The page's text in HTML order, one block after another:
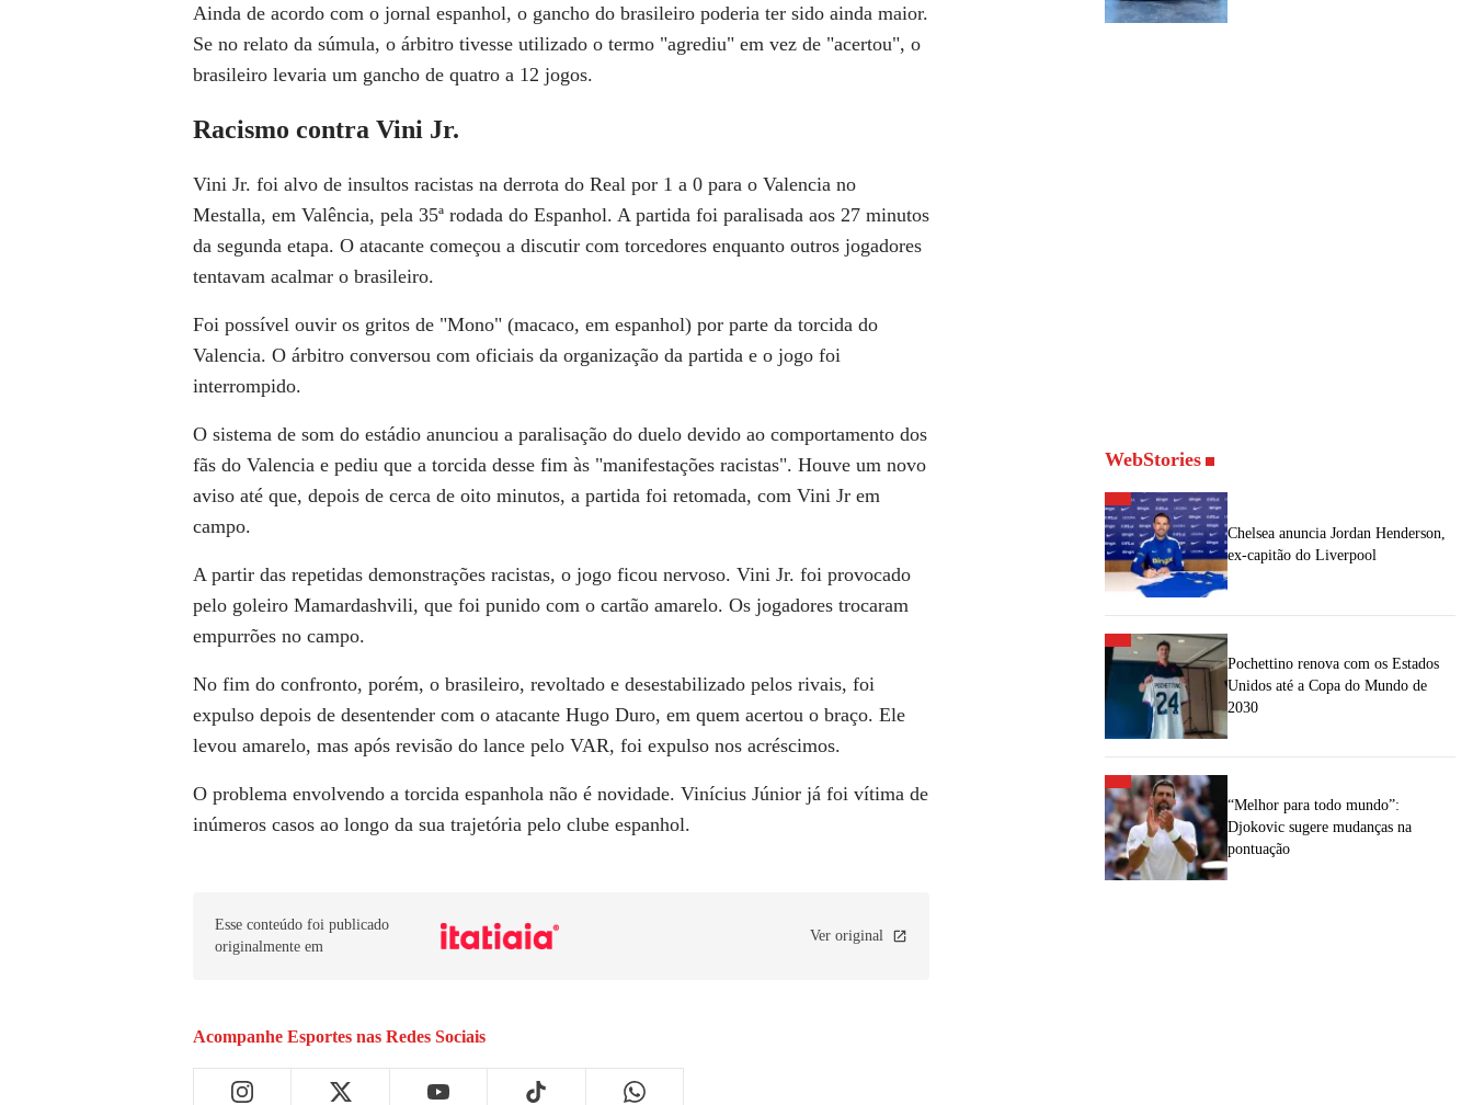
Ainda de acordo com o jornal espanhol, o gancho do brasileiro poderia ter sido ainda maior.
Se no relato da súmula, o árbitro tivesse utilizado o termo "agrediu" em vez de "acertou", o
brasileiro levaria um gancho de quatro a 12 jogos.
Racismo contra Vini Jr.
Vini Jr. foi alvo de insultos racistas na derrota do Real por 1 a 0 para o Valencia no
Mestalla, em Valência, pela 35ª rodada do Espanhol. A partida foi paralisada aos 27 minutos
da segunda etapa. O atacante começou a discutir com torcedores enquanto outros jogadores
tentavam acalmar o brasileiro.
Foi possível ouvir os gritos de "Mono" (macaco, em espanhol) por parte da torcida do
Valencia. O árbitro conversou com oficiais da organização da partida e o jogo foi
interrompido.
O sistema de som do estádio anunciou a paralisação do duelo devido ao comportamento dos
fãs do Valencia e pediu que a torcida desse fim às "manifestações racistas". Houve um novo
aviso até que, depois de cerca de oito minutos, a partida foi retomada, com Vini Jr em
campo.
A partir das repetidas demonstrações racistas, o jogo ficou nervoso. Vini Jr. foi provocado
pelo goleiro Mamardashvili, que foi punido com o cartão amarelo. Os jogadores trocaram
empurrões no campo.
No fim do confronto, porém, o brasileiro, revoltado e desestabilizado pelos rivais, foi
expulso depois de desentender com o atacante Hugo Duro, em quem acertou o braço. Ele
levou amarelo, mas após revisão do lance pelo VAR, foi expulso nos acréscimos.
O problema envolvendo a torcida espanhola não é novidade. Vinícius Júnior já foi vítima de
inúmeros casos ao longo da sua trajetória pelo clube espanhol.
Esse conteúdo foi publicado
originalmente em
Ver original
Acompanhe Esportes nas Redes Sociais
WebStories
Chelsea anuncia Jordan Henderson,
ex-capitão do Liverpool
Pochettino renova com os Estados
Unidos até a Copa do Mundo de
2030
“Melhor para todo mundo”:
Djokovic sugere mudanças na
pontuação